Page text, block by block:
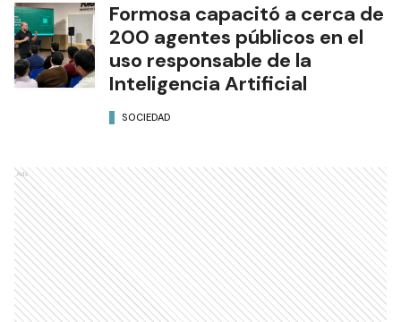
Formosa capacitó a cerca de
200 agentes públicos en el
uso responsable de la
Inteligencia Artificial
SOCIEDAD
Ads